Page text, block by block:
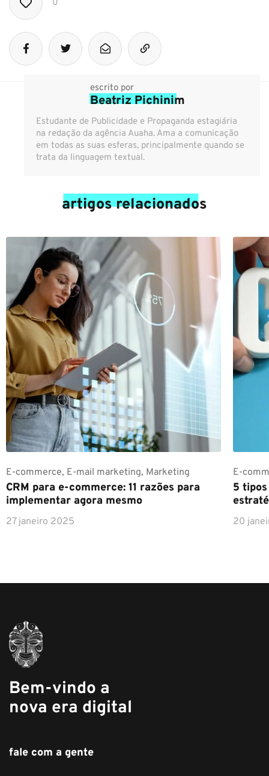
0
escrito por
Beatriz Pichinim
Estudante de Publicidade e Propaganda estagiária
na redação da agência Auaha. Ama a comunicação
em todas as suas esferas, principalmente quando se
trata da linguagem textual.
artigos relacionados
E-commerce, E-mail marketing, Marketing
CRM para e-commerce: 11 razões para
implementar agora mesmo
27 janeiro 2025
E-
5
20
Bem-vindo a
nova era digital
fale com a gente